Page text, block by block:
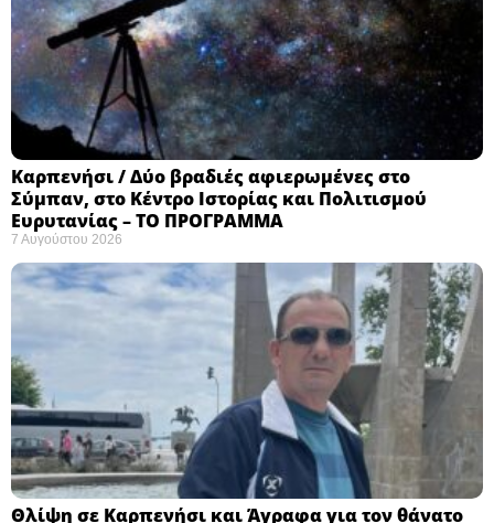
Καρπενήσι / Δύο βραδιές αφιερωμένες στο
Σύμπαν, στο Κέντρο Ιστορίας και Πολιτισμού
Ευρυτανίας – ΤΟ ΠΡΟΓΡΑΜΜΑ
7 Αυγούστου 2026
Θλίψη σε Καρπενήσι και Άγραφα για τον θάνατο